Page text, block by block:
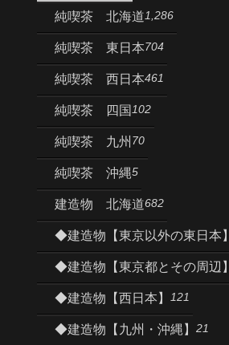
純喫茶 北海道1,286
純喫茶 東日本704
純喫茶 西日本461
純喫茶 四国 102
純喫茶 九州 70
純喫茶 沖縄5
建造物 北海道682
◆建造物【東京以外の東日本】
◆建造物【東京都とその周辺】
◆建造物【西日本】 121
◆建造物【九州・沖縄】 21